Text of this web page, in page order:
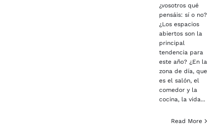
¿vosotros qué
pensáis: sí o no?
¿Los espacios
abiertos son la
principal
tendencia para
este año? ¿En la
zona de día, que
es el salón, el
comedor y la
cocina, la vida...
Read More